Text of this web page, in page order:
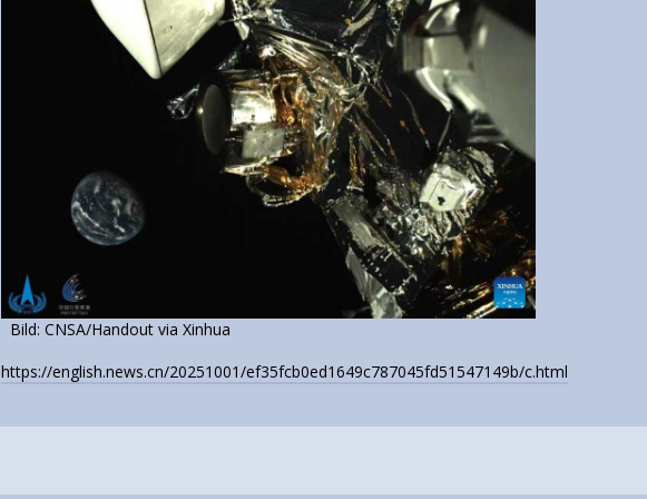
Bild: CNSA/Handout via Xinhua
https://english.news.cn/20251001/ef35fcb0ed1649c787045fd51547149b/c.html